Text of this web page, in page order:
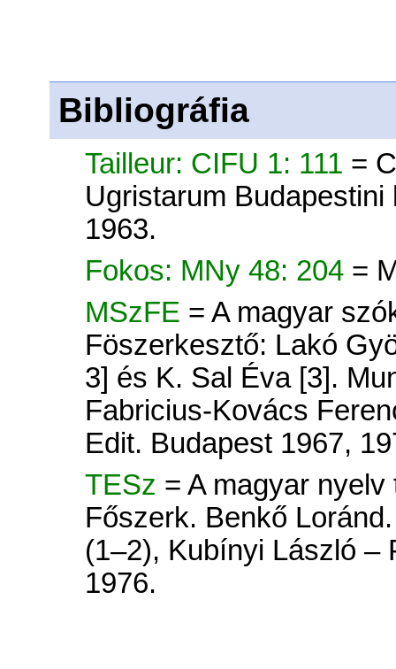
Bibliográfia
Tailleur: CIFU 1: 111 =
Ugristarum
1963.
Fokos: MNy 48: 204 =
MSzFE = A magyar
Föszerkesztő: Lakó
3] és K. Sal Éva [3].
Fabricius-Kovács
Edit. Budapest 1967,
TESz = A magyar
Főszerk. Benkő
(1–2), Kubínyi László –
1976.